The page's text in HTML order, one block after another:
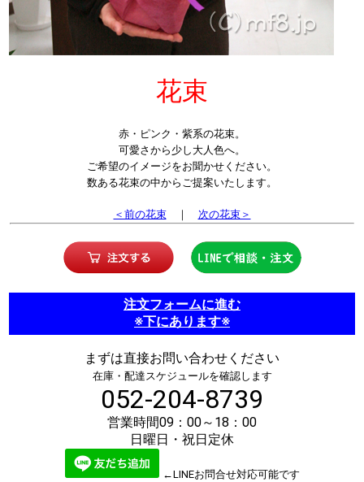
花束
赤・ピンク・紫系の花束。
可愛さから少し大人色へ。
ご希望のイメージをお聞かせください。
数ある花束の中からご提案いたします。
＜前の花束｜ 次の花束＞
注文フォームに進む
※下にあります※
まずは直接お問い合わせください
在庫・配達スケジュールを確認します
052-204-8739
営業時間09：00～18：00
日曜日・祝日定休
←LINEお問合せ対応可能です